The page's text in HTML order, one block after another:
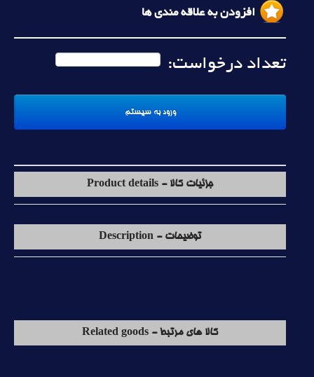
افزودن به علاقه مندی ها
تعداد درخواست:
جزئیات کالا - Product details
توضیحات - Description
کالا های مرتبط - Related goods